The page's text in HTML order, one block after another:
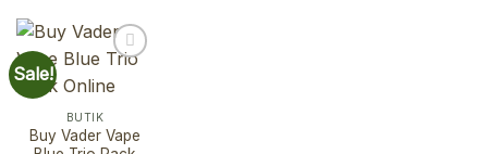
Sale!
BUTIK
Buy Vader Vape